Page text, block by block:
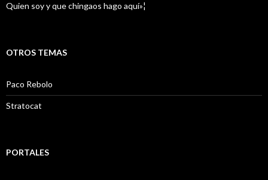
Quien soy y que chingaos hago aquí»¦
OTROS TEMAS
Paco Rebolo
Stratocat
PORTALES